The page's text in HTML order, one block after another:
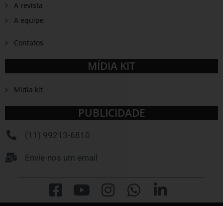
A revista
A equipe
Contatos
MÍDIA KIT
Mídia kit
PUBLICIDADE
(11) 99213-6810
Envie-nos um email